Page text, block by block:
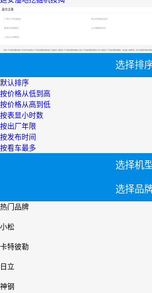
最优设备
广西二手挖掘机 轮式挖掘机报价
【延安二手小型液压挖掘机包邮】专区为您汇总有关延安二手小型液压挖掘机包邮有关的二手设备信息，提供延安二手小型液压挖掘机包邮转让,延安二手小型液压挖掘机包邮买卖,市场,包括延安二手小型液压挖掘机包邮报价，热卖品牌，热卖地区等；还可以直接看到为您精心挑
选择排
默认排序
按价格从低到高
按价格从高到低
按表显小时数
按出厂年限
按发布时间
按看车最多
选择机
选择品
热门品牌
小松
卡特彼勒
日立
神钢